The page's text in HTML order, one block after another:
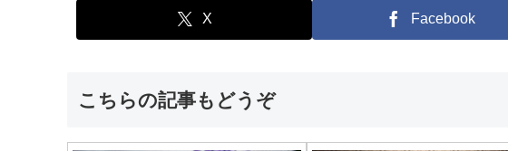
X Facebook
こちらの記事もどうぞ